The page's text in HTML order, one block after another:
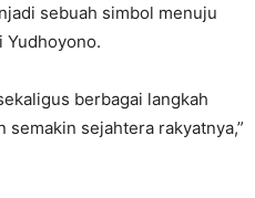
sebuah simbol menuju
Yudhoyono.
berbagai langkah
sejahtera rakyatnya,”